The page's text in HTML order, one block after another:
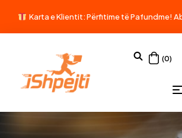
Karta e Klientit: Përfitime të Pafundme!
(0)